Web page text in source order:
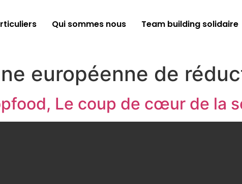
Qui sommes nous Team building solidaire
européenne de
Le coup de cœur de la